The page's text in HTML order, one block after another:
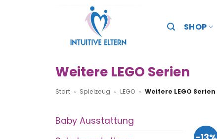
SHOP
Weitere LEGO Serien
Start » Spielzeug » LEGO » Weitere LEGO Serien
Baby Ausstattung